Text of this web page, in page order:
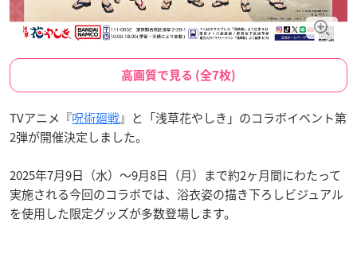
高画質で見る (全7枚)
TVアニメ『呪術廻戦』と「浅草花やしき」のコラボイベント第
2弾が開催決定しました。
2025年7月9日（水）〜9月8日（月）まで約2ヶ月間にわたって
実施される今回のコラボでは、浴衣姿の描き下ろしビジュアル
を使用した限定グッズが多数登場します。